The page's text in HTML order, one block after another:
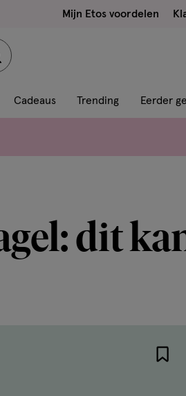
Mijn Etos voordelen
Cadeaus Trending Eerder
dit